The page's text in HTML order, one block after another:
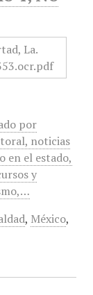
por
noticias
en el estado,
y
, México,